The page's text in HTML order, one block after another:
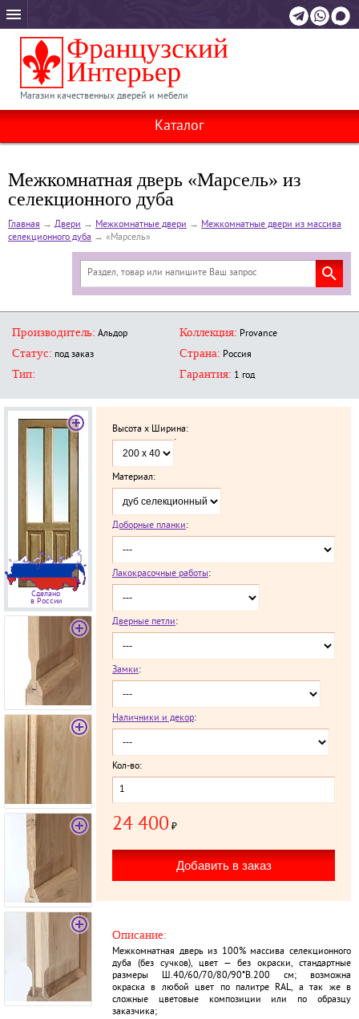
Магазин качественных дверей и мебели
Каталог
Межкомнатная дверь «Марсель» из
селекционного дуба
Главная → Двери → Межкомнатные двери → Межкомнатные двери из массива
селекционного дуба → «Марсель»
Производитель: Альдор Коллекция: Provance
Статус: под заказ Страна: Россия
Тип: Гарантия: 1 год
Сделано
в России
Высота x Ширина:
Материал:
Доборные планки:
Лакокрасочные работы:
Дверные петли:
Замки:
Наличники и декор:
Кол-во:
`
24 400 ₽
Описание:
Межкомнатная дверь из 100% массива селекционного
дуба (без сучков), цвет — без окраски, стандартные
размеры Ш.40/60/70/80/90*В.200 см; возможна
окраска в любой цвет по палитре RAL, а так же в
сложные цветовые композиции или по образцу
заказчика;